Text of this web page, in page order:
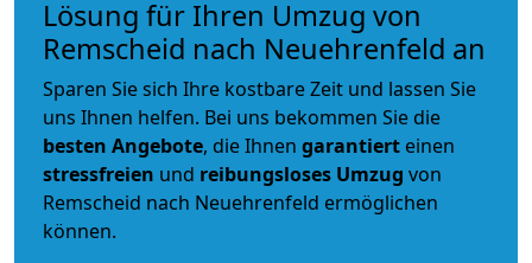
Lösung für Ihren Umzug von
Remscheid nach Neuehrenfeld an
Sparen Sie sich Ihre kostbare Zeit und lassen Sie
uns Ihnen helfen. Bei uns bekommen Sie die
besten Angebote, die Ihnen garantiert einen
stressfreien und reibungsloses Umzug von
Remscheid nach Neuehrenfeld ermöglichen
können.